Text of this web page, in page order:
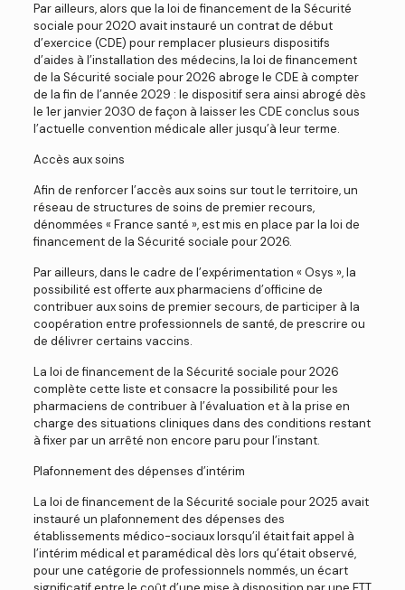
Par ailleurs, alors que la loi de financement de la Sécurité
sociale pour 2020 avait instauré un contrat de début
d’exercice (CDE) pour remplacer plusieurs dispositifs
d’aides à l’installation des médecins, la loi de financement
de la Sécurité sociale pour 2026 abroge le CDE à compter
de la fin de l’année 2029 : le dispositif sera ainsi abrogé dès
le 1er janvier 2030 de façon à laisser les CDE conclus sous
l’actuelle convention médicale aller jusqu’à leur terme.
Accès aux soins
Afin de renforcer l’accès aux soins sur tout le territoire, un
réseau de structures de soins de premier recours,
dénommées « France santé », est mis en place par la loi de
financement de la Sécurité sociale pour 2026.
Par ailleurs, dans le cadre de l’expérimentation « Osys », la
possibilité est offerte aux pharmaciens d’officine de
contribuer aux soins de premier secours, de participer à la
coopération entre professionnels de santé, de prescrire ou
de délivrer certains vaccins.
La loi de financement de la Sécurité sociale pour 2026
complète cette liste et consacre la possibilité pour les
pharmaciens de contribuer à l’évaluation et à la prise en
charge des situations cliniques dans des conditions restant
à fixer par un arrêté non encore paru pour l’instant.
Plafonnement des dépenses d’intérim
La loi de financement de la Sécurité sociale pour 2025 avait
instauré un plafonnement des dépenses des
établissements médico-sociaux lorsqu’il était fait appel à
l’intérim médical et paramédical dès lors qu’était observé,
pour une catégorie de professionnels nommés, un écart